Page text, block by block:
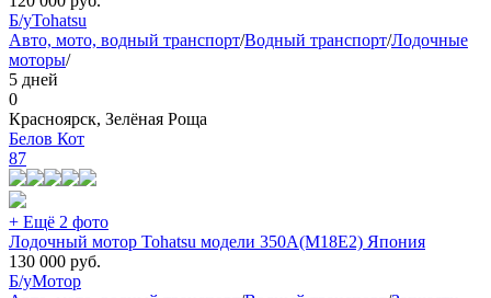
Б/уTohatsu
Авто, мото, водный транспорт/Водный транспорт/Лодочные
моторы/
5 дней
0
Красноярск, Зелёная Роща
Белов Кот
87
+ Ещё 2 фото
Лодочный мотор Tohatsu модели 350A(M18E2) Япония
130 000 руб.
Б/уМотор